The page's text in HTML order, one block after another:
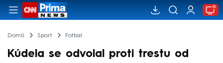
Domů Sport Fotbal
Kúdela se odvolal proti trestu od